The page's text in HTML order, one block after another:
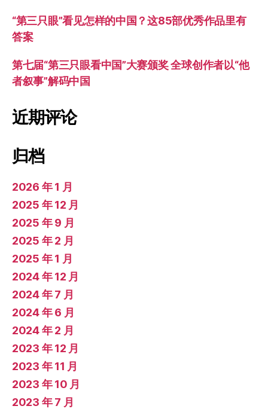
“第三只眼”看见怎样的中国？这85部优秀作品里有
答案
第七届“第三只眼看中国”大赛颁奖 全球创作者以“他
者叙事”解码中国
近期评论
归档
2026 年 1 月
2025 年 12 月
2025 年 9 月
2025 年 2 月
2025 年 1 月
2024 年 12 月
2024 年 7 月
2024 年 6 月
2024 年 2 月
2023 年 12 月
2023 年 11 月
2023 年 10 月
2023 年 7 月